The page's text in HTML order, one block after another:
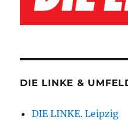
DIE LINKE &
DIE LINKE. Leipzig